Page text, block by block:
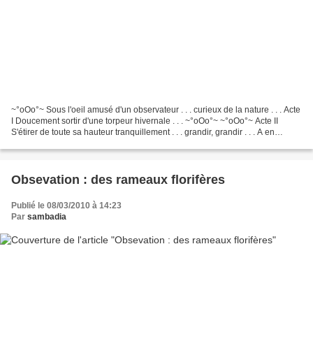
~°oOo°~ Sous l'oeil amusé d'un observateur . . . curieux de la nature . . . Acte
I Doucement sortir d'une torpeur hivernale . . . ~°oOo°~ ~°oOo°~ Acte II
S'étirer de toute sa hauteur tranquillement . . . grandir, grandir . . . A en
Obsevation : des rameaux florifères
Publié le 08/03/2010 à 14:23
Par sambadia